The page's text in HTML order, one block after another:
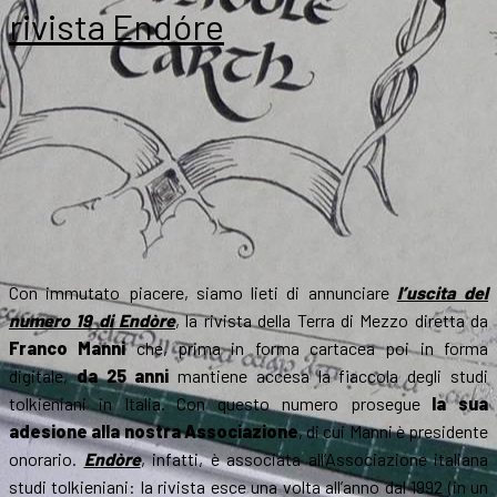
Tolkien
e
rivista Endóre
Con immutato piacere, siamo lieti di annunciare l’uscita del
numero 19 di Endòre, la rivista della Terra di Mezzo diretta da
Franco Manniche, prima in forma cartacea poi in forma
digitale,da 25 anni mantiene accesa la fiaccola degli studi
tolkieniani in Italia. Con questo numero prosegue la sua
adesione alla nostra Associazione, di cui Manni è presidente
onorario. Endòre, infatti, è associata all’Associazione italiana
studi tolkieniani: la rivista esce una volta all’anno dal 1992 (in un